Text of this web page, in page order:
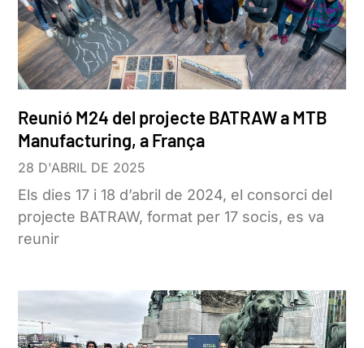
Reunió M24 del projecte BATRAW a MTB
Manufacturing, a França
28 D'ABRIL DE 2025
Els dies 17 i 18 d’abril de 2024, el consorci del
projecte BATRAW, format per 17 socis, es va
reunir